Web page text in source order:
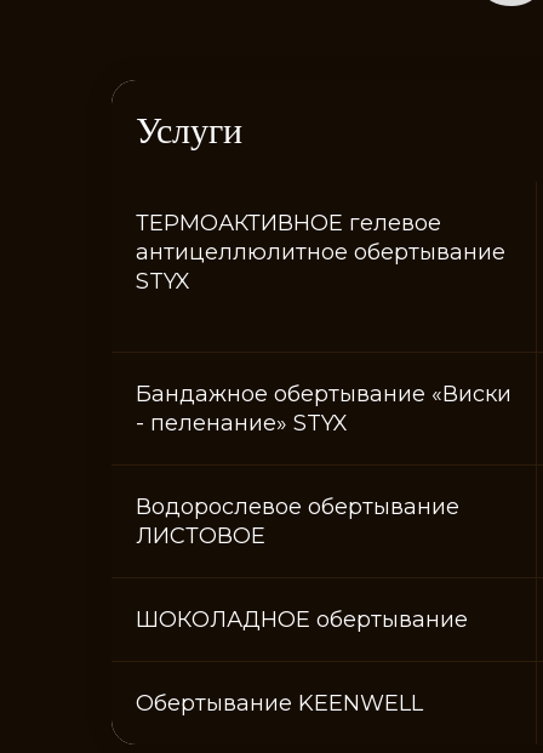
Услуги
ТЕРМОАКТИВНОЕ гелевое
антицеллюлитное обертывание
STYX
Бандажное обертывание «Виски
- пеленание» STYX
Водорослевое обертывание
ЛИСТОВОЕ
ШОКОЛАДНОЕ обертывание
Обертывание KEENWELL